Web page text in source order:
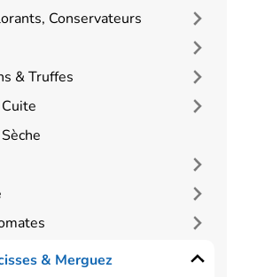
Conservateurs
& Truffes
& Merguez